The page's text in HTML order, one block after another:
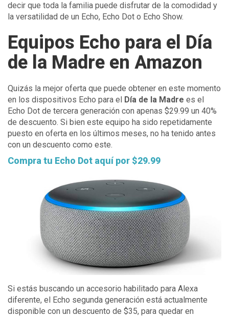
decir que toda la familia puede disfrutar de la comodidad y
la versatilidad de un Echo, Echo Dot o Echo Show.
Equipos Echo para el Día
de la Madre en Amazon
Quizás la mejor oferta que puede obtener en este momento
en los dispositivos Echo para el Día de la Madre es el
Echo Dot de tercera generación con apenas $29.99 un 40%
de descuento. Si bien este equipo ha sido repetidamente
puesto en oferta en los últimos meses, no ha tenido antes
con un descuento como este.
Compra tu Echo Dot aquí por $29.99
Si estás buscando un accesorio habilitado para Alexa
diferente, el Echo segunda generación está actualmente
disponible con un descuento de $35, para quedar en